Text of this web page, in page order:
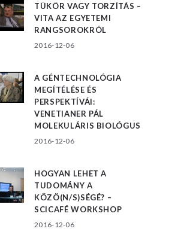
TÜKÖR VAGY TORZÍTÁS –
VITA AZ EGYETEMI
RANGSOROKRÓL
2016-12-06
A GÉNTECHNOLÓGIA
MEGÍTÉLÉSE ÉS
PERSPEKTÍVÁI:
VENETIANER PÁL
MOLEKULÁRIS BIOLÓGUS
2016-12-06
HOGYAN LEHET A
TUDOMÁNY A
KÖZÖ(N/S)SÉGÉ? –
SCICAFÉ WORKSHOP
2016-12-06